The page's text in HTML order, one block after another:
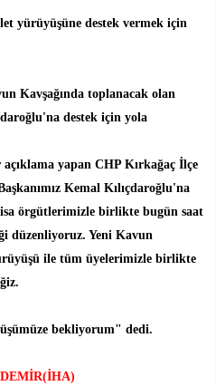
yürüyüşüne destek vermek için
Kavşağında toplanacak olan
destek için yola
yapan CHP Kırkağaç İlçe
Kemal Kılıçdaroğlu'na
örgütlerimizle birlikte bugün saat
düzenliyoruz. Yeni Kavun
ile tüm üyelerimizle birlikte
bekliyorum" dedi.